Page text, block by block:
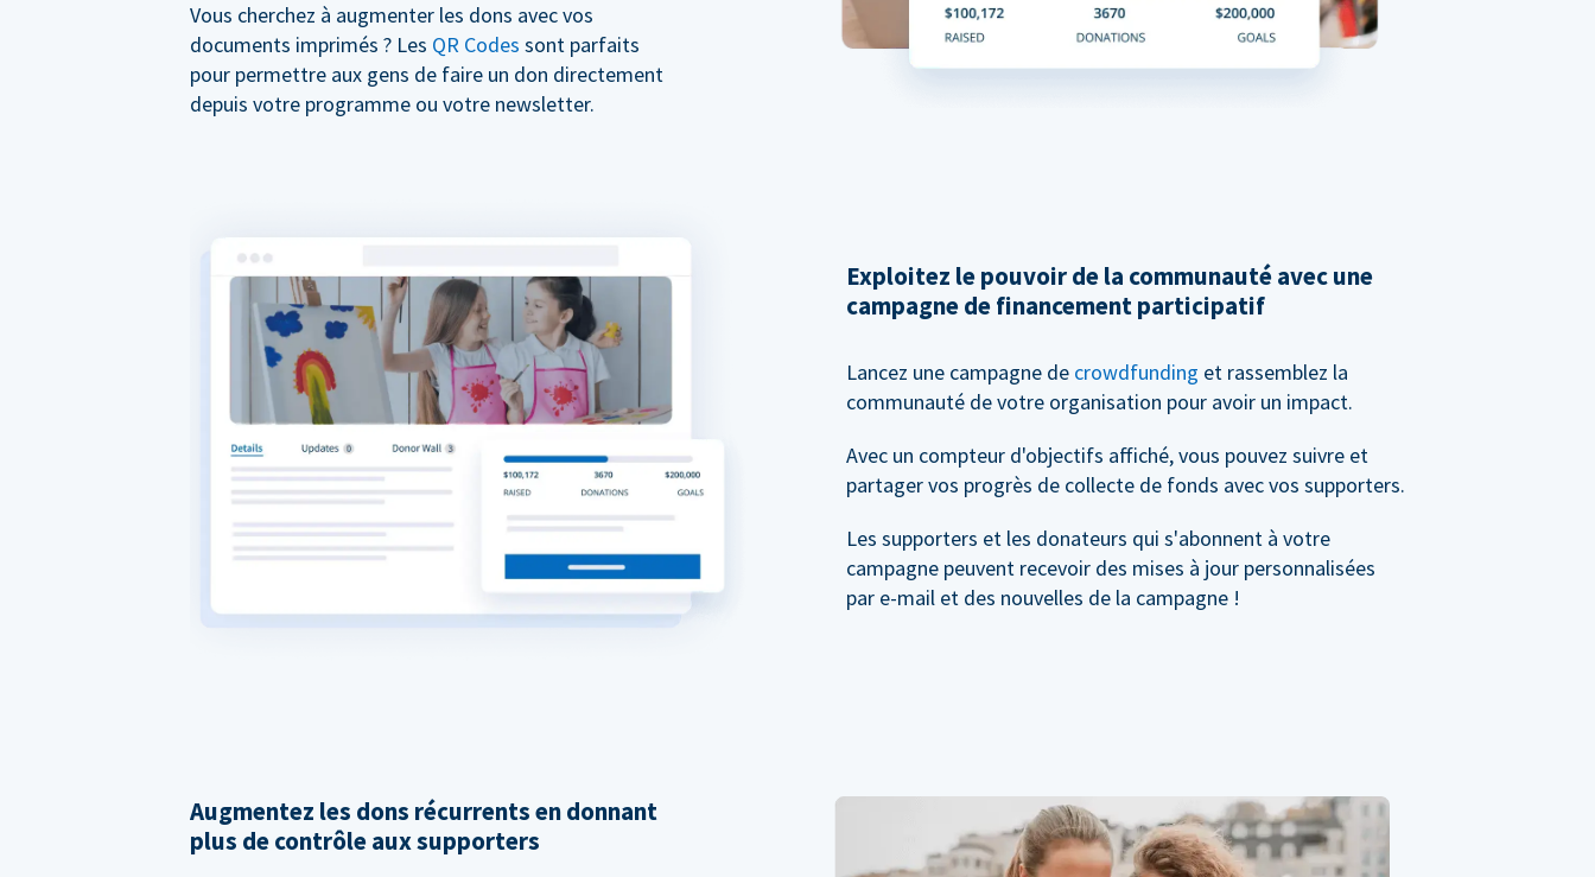
Vous cherchez à augmenter les dons avec vos
documents imprimés ? Les QR Codes sont parfaits
pour permettre aux gens de faire un don directement
depuis votre programme ou votre newsletter.
Exploitez le pouvoir de la communauté avec une
campagne de financement participatif
Lancez une campagne de crowdfunding et rassemblez la
communauté de votre organisation pour avoir un impact.
Avec un compteur d'objectifs affiché, vous pouvez suivre et
partager vos progrès de collecte de fonds avec vos supporters.
Les supporters et les donateurs qui s'abonnent à votre
campagne peuvent recevoir des mises à jour personnalisées
par e-mail et des nouvelles de la campagne !
Augmentez les dons récurrents en donnant
plus de contrôle aux supporters